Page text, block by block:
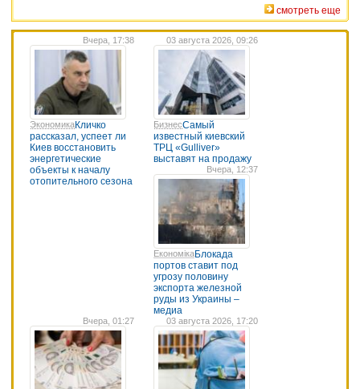
смотреть еще
Вчера, 17:38
ЭкономикаКличко
рассказал, успеет ли
Киев восстановить
энергетические
объекты к началу
отопительного сезона
03 августа 2026, 09:26
БизнесСамый
известный киевский
ТРЦ «Gulliver»
выставят на продажу
Вчера, 12:37
ЕкономікаБлокада
портов ставит под
угрозу половину
экспорта железной
руды из Украины –
медиа
Вчера, 01:27 03 августа 2026, 17:20